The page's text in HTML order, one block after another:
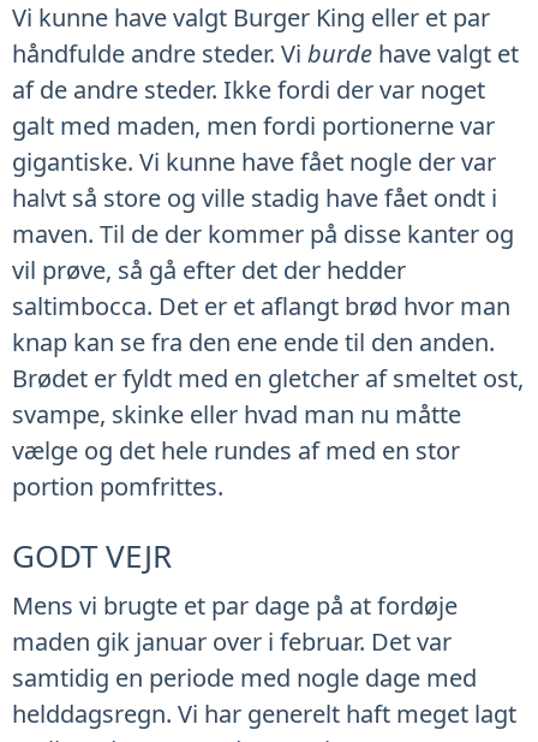
Vi kunne have valgt Burger King eller et par
håndfulde andre steder. Vi burde have valgt et
af de andre steder. Ikke fordi der var noget
galt med maden, men fordi portionerne var
gigantiske. Vi kunne have fået nogle der var
halvt så store og ville stadig have fået ondt i
maven. Til de der kommer på disse kanter og
vil prøve, så gå efter det der hedder
saltimbocca. Det er et aflangt brød hvor man
knap kan se fra den ene ende til den anden.
Brødet er fyldt med en gletcher af smeltet ost,
svampe, skinke eller hvad man nu måtte
vælge og det hele rundes af med en stor
portion pomfrittes.
GODT VEJR
Mens vi brugte et par dage på at fordøje
maden gik januar over i februar. Det var
samtidig en periode med nogle dage med
helddagsregn. Vi har generelt haft meget lagt